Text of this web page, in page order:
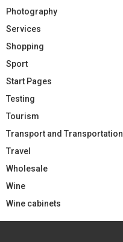
Photography
Services
Shopping
Sport
Start Pages
Testing
Tourism
Transport and Transportation
Travel
Wholesale
Wine
Wine cabinets